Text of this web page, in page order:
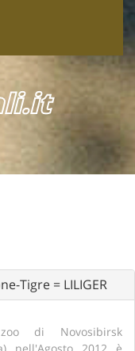
Tigre = LILIGER
di Novosibirsk